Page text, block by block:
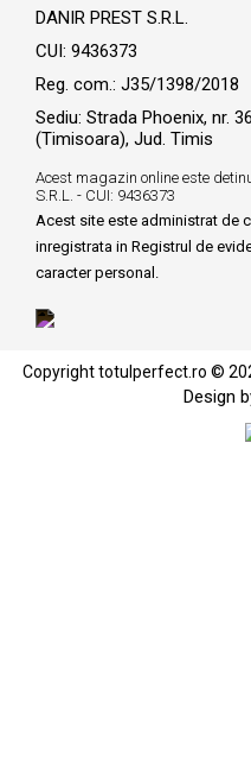
DANIR PREST S.R.L.
CUI: 9436373
Reg. com.: J35/1398/2018
Sediu: Strada Phoenix, nr.
(Timisoara), Jud. Timis
Acest magazin online este
S.R.L. - CUI: 9436373
Acest site este administrat de
inregistrata in Registrul de
caracter personal.
Copyright totulperfect.ro ©
Design